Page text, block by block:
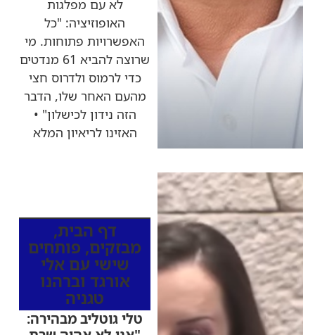
לא עם מפלגות
האופוזיציה: "כל
האפשרויות פתוחות. מי
שרוצה להביא 61 מנדטים
כדי לרמוס ולדרוס חצי
מהעם האחר שלו, הדבר
הזה נידון לכישלון" •
האזינו לריאיון המלא
דף הבית,
מבזקים, פותחים
שישי עם אלי
אורגד וברהנו
טגניה
טלי גוטליב מבהירה: